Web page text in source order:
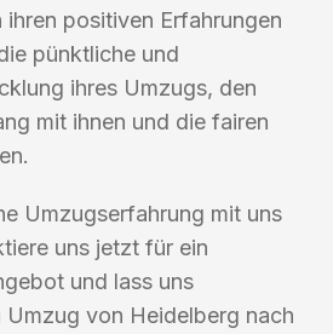
positiven Erfahrungen
pünktliche und
ihres Umzugs, den
mit ihnen und die fairen
Umzugserfahrung mit uns
uns jetzt für ein
und lass uns
Umzug von Heidelberg nach